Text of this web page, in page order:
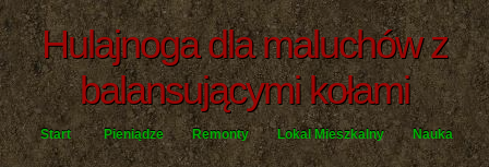
Hulajnoga dla maluchów z
balansującymi kołami
Start Pieniądze Remonty Lokal Mieszkalny Nauka